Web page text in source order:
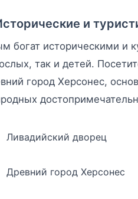
и
богат историческими и
так и детей.
город Херсонес,
Ливадийский дворец
Древний город Херсонес